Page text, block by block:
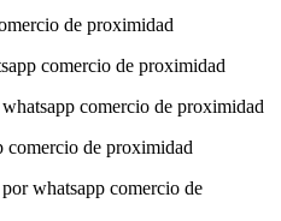
de proximidad
comercio de proximidad
comercio de proximidad
comercio de proximidad
whatsapp comercio de